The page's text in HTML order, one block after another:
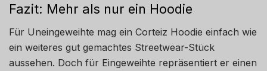
Fazit: Mehr als nur ein Hoodie
Für Uneingeweihte mag ein Corteiz Hoodie einfach wie
ein weiteres gut gemachtes Streetwear-Stück
aussehen. Doch für Eingeweihte repräsentiert er einen